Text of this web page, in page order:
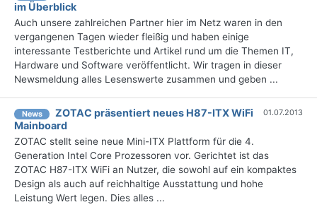
im Überblick
Auch unsere zahlreichen Partner hier im Netz waren in den
vergangenen Tagen wieder fleißig und haben einige
interessante Testberichte und Artikel rund um die Themen IT,
Hardware und Software veröffentlicht. Wir tragen in dieser
Newsmeldung alles Lesenswerte zusammen und geben ...
News
ZOTAC präsentiert neues H87-ITX WiFi
Mainboard
01.07.2013
ZOTAC stellt seine neue Mini-ITX Plattform für die 4.
Generation Intel Core Prozessoren vor. Gerichtet ist das
ZOTAC H87-ITX WiFi an Nutzer, die sowohl auf ein kompaktes
Design als auch auf reichhaltige Ausstattung und hohe
Leistung Wert legen. Dies alles ...